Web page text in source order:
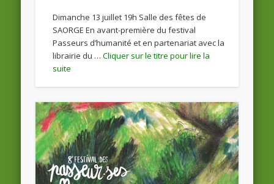
Dimanche 13 juillet 19h Salle des fêtes de
SAORGE En avant-première du festival
Passeurs d’humanité et en partenariat avec la
librairie du …